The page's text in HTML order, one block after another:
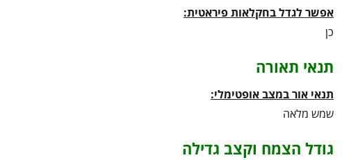
אפשר לגדל בחקלאות פיראטית:
כן
תנאי תאורה
תנאי אור במצב אופטימלי:
שמש מלאה
גודל הצמח וקצב גדילה